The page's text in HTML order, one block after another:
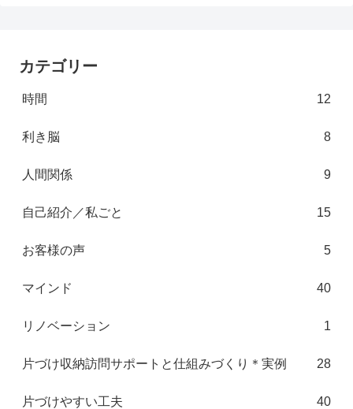
カテゴリー
時間 12
利き脳 8
人間関係 9
自己紹介／私ごと 15
お客様の声 5
マインド 40
リノベーション 1
片づけ収納訪問サポートと仕組みづくり＊実例 28
片づけやすい工夫 40